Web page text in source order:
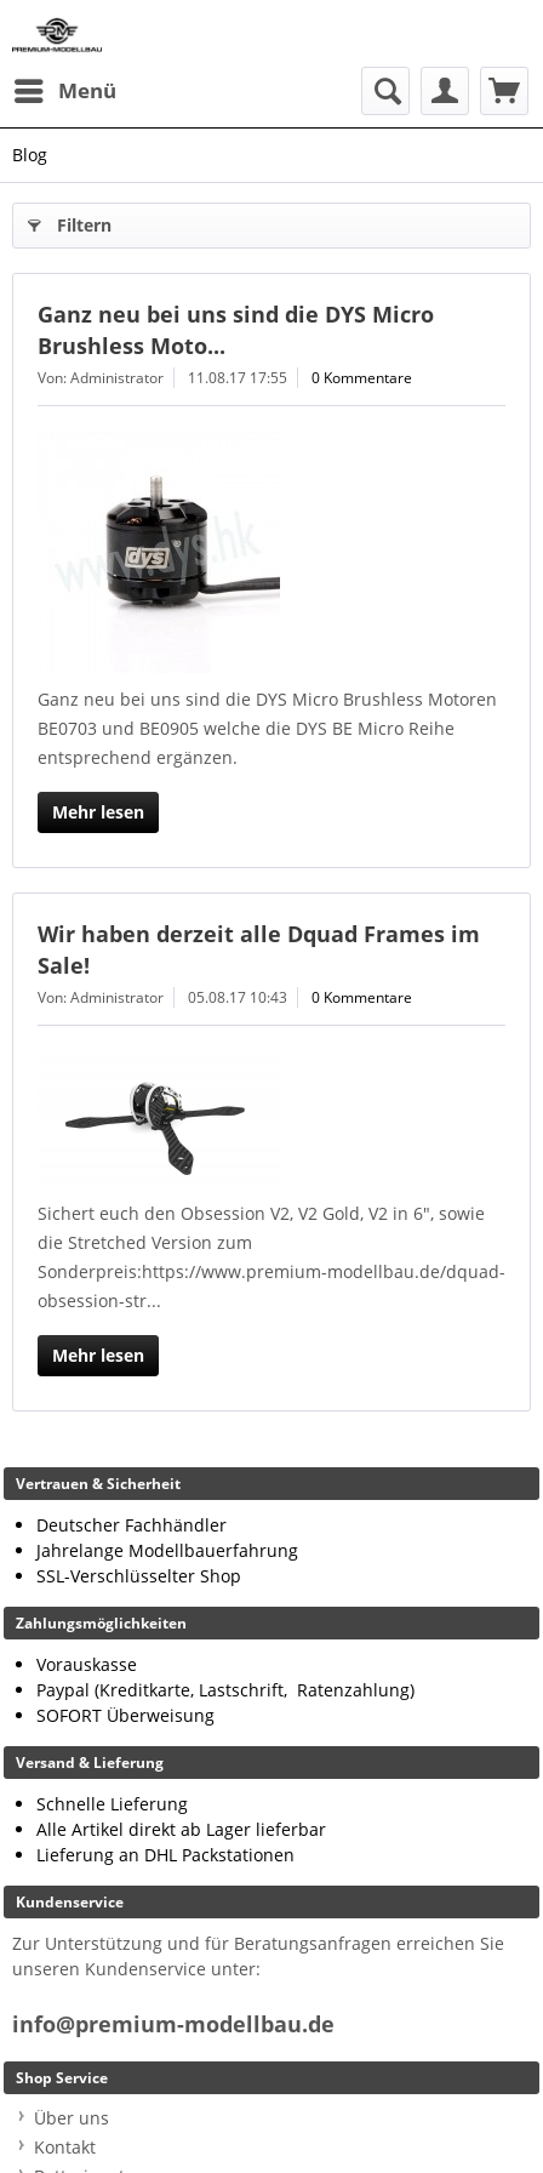
Menü
Blog
Filtern
Ganz neu bei uns sind die DYS Micro
Brushless Moto...
Von: Administrator 11.08.17 17:55 0 Kommentare
Ganz neu bei uns sind die DYS Micro Brushless Motoren
BE0703 und BE0905 welche die DYS BE Micro Reihe
entsprechend ergänzen.
Mehr lesen
Wir haben derzeit alle Dquad Frames im
Sale!
Von: Administrator 05.08.17 10:43 0 Kommentare
Sichert euch den Obsession V2, V2 Gold, V2 in 6", sowie
die Stretched Version zum
Sonderpreis:https://www.premium-modellbau.de/dquad-
obsession-str...
Mehr lesen
Vertrauen & Sicherheit
Deutscher Fachhändler
Jahrelange Modellbauerfahrung
SSL-Verschlüsselter Shop
Zahlungsmöglichkeiten
Vorauskasse
Paypal (Kreditkarte, Lastschrift, Ratenzahlung)
SOFORT Überweisung
Versand & Lieferung
Schnelle Lieferung
Alle Artikel direkt ab Lager lieferbar
Lieferung an DHL Packstationen
Kundenservice
Zur Unterstützung und für Beratungsanfragen erreichen Sie
unseren Kundenservice unter:
info@premium-modellbau.de
Shop Service
Über uns
Kontakt